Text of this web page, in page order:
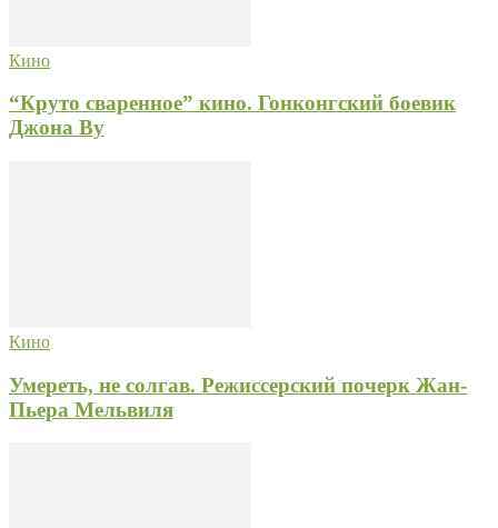
Кино
“Круто сваренное” кино. Гонконгский боевик
Джона Ву
Кино
Умереть, не солгав. Режиссерский почерк Жан-
Пьера Мельвиля